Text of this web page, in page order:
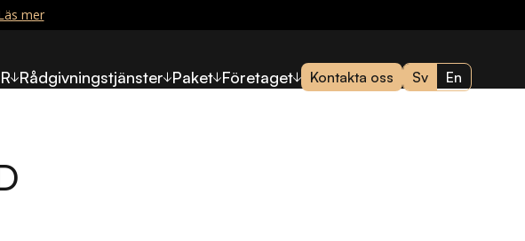
mer
Rådgivningstjänster Paket Företaget Kontakta oss Sv En